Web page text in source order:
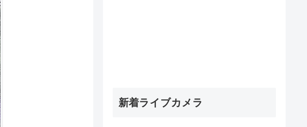
新着ライブカメラ